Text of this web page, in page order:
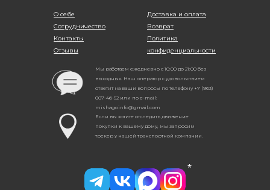
О себе
Сотрудничество
Контакты
Отзывы
Доставка и оплата
Возврат
Политика
конфиденциальности
Мы работаем ежедневно с 10:00 до 21:00 без
выходных. Наш оператор с удовольствием
ответит на ваши вопросы по телефону +7 (963)
007-46-52 или по e-mail:
mishagoinfo@gmail.com
Если вы хотите отследить движение
покупки к вашему дому, мы запросим
трекер у нашей транспортной компании.
*